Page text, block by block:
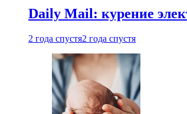
Daily Mail: курение
2 года спустя2 года спустя